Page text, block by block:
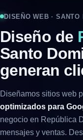
DISEÑO WEB · SANTO
Diseño de
Santo
generan
Diseñamos sitios web
optimizados para
negocio en República
mensajes y ventas.